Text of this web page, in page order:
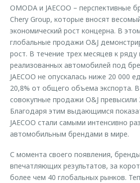
OMODA и JAECOO – перспективные
Chery Group, которые вносят
экономический рост концерна. В
глобальные продажи O&J
рост. В течение трех месяцев к ряду
реализованных автомобилей под
JAECOO не опускалась ниже 20 000
20,8% от общего объема экспорта.
совокупные продажи O&J превысили
Благодаря этим выдающимся
JAECOO стали самыми интенсивно
автомобильным брендами в мире.
С момента своего появления,
впечатляющих результатов, за
более чем 40 глобальных рынков.